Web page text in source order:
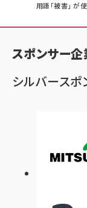
ン
く
ず
用語「被害」 が
スポンサー企
シルバースポ